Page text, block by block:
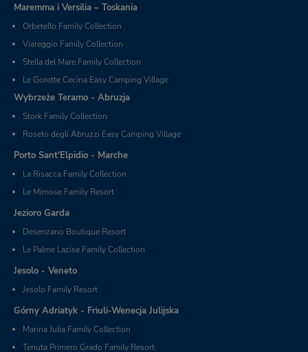
Maremma i Versilia – Toskania
Orbetello Family Collection
Viareggio Family Collection
Stella del Mare Family Collection
Le Gorette Cecina Easy Camping Village
Wybrzeże Teramo - Abruzja
Stork Family Collection
Roseto degli Abruzzi Easy Camping Village
Porto Sant'Elpidio - Marche
La Risacca Family Collection
Le Mimose Family Resort
Jezioro Garda
Desenzano Boutique Resort
Le Palme Lazise Family Collection
Jesolo - Veneto
Jesolo Family Resort
Górny Adriatyk - Friuli-Wenecja Julijska
Marina Julia Family Collection
Tenuta Primero Grado Family Resort